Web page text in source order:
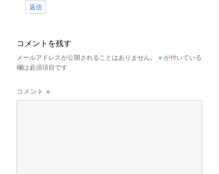
返信
コメントを残す
メールアドレスが公開されることはありません。 ※ が付いている
欄は必須項目です
コメント※